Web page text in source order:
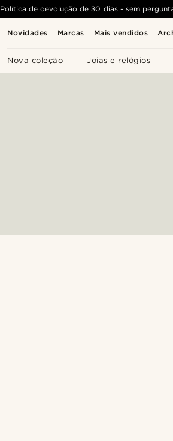
Novidades Marcas Mais vendidos
Nova coleção Joias e relógios
Política de devolução de 30 dias - sem